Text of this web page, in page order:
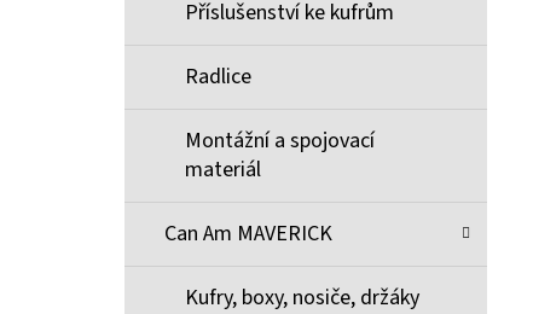
Příslušenství ke kufrům
Radlice
Montážní a spojovací
materiál
Can Am MAVERICK
Kufry, boxy, nosiče, držáky